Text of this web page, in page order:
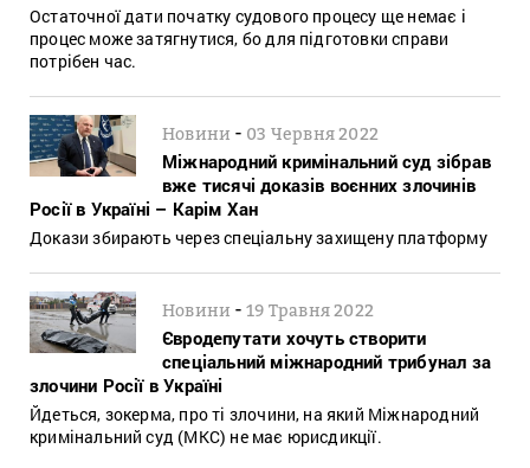
Остаточної дати початку судового процесу ще немає і
процес може затягнутися, бо для підготовки справи
потрібен час.
Новини - 03 Червня 2022
Міжнародний кримінальний суд зібрав
вже тисячі доказів воєнних злочинів
Росії в Україні – Карім Хан
Докази збирають через спеціальну захищену платформу
Новини -19 Травня 2022
Євродепутати хочуть створити
спеціальний міжнародний трибунал за
злочини Росії в Україні
Йдеться, зокерма, про ті злочини, на який Міжнародний
кримінальний суд (МКС) не має юрисдикції.